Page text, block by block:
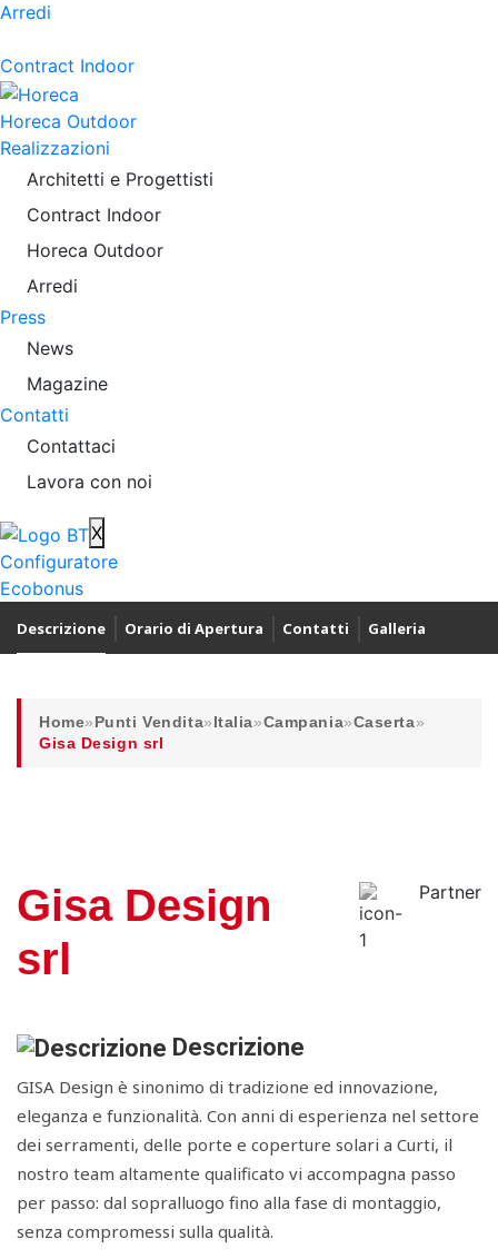
Arredi
Contract Indoor
Horeca Outdoor
Realizzazioni
Architetti e Progettisti
Contract Indoor
Horeca Outdoor
Arredi
Press
News
Magazine
Contatti
Contattaci
Lavora con noi
X
Configuratore
Ecobonus
Descrizione Orario di Apertura Contatti Galleria
Home»Punti Vendita»Italia»Campania»Caserta»
Gisa Design srl
Gisa Design
srl
Partner
Descrizione
GISA Design è sinonimo di tradizione ed innovazione,
eleganza e funzionalità. Con anni di esperienza nel settore
dei serramenti, delle porte e coperture solari a Curti, il
nostro team altamente qualificato vi accompagna passo
per passo: dal sopralluogo fino alla fase di montaggio,
senza compromessi sulla qualità.